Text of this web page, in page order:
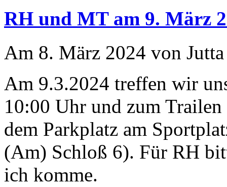
RH und MT am 9. März
Am 8. März 2024 von
Am 9.3.2024 treffen wir
10:00 Uhr und zum
dem Parkplatz am
(Am) Schloß 6). Für RH
ich komme.